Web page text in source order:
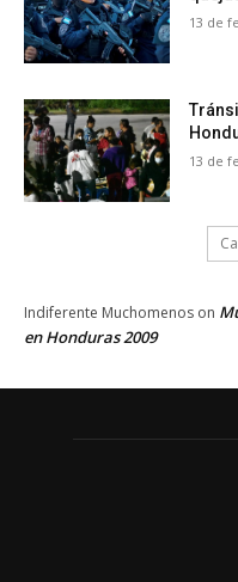
13 de
13 de
Indiferente Muchomenos on
en Honduras 2009